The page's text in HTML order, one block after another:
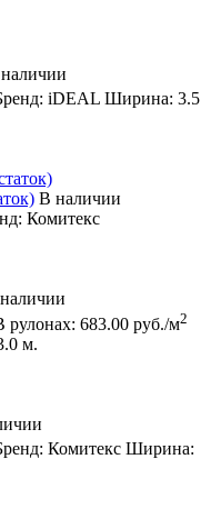
iDEAL Ширина: 3.5
В наличии
Комитекс
рулонах: 683.00 руб./м2
м.
Комитекс Ширина: